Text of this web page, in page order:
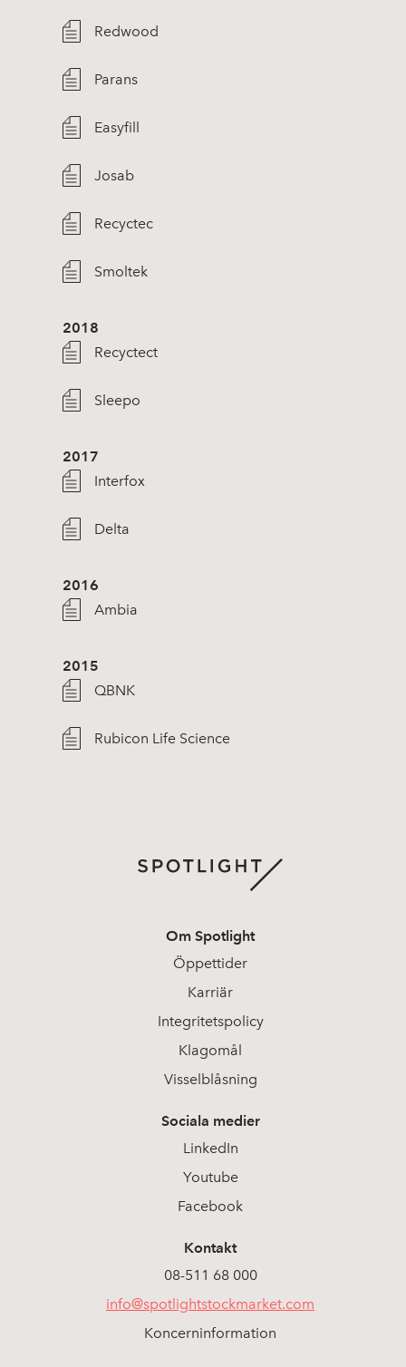
Redwood
Parans
Easyfill
Josab
Recyctec
Smoltek
2018
Recyctect
Sleepo
2017
Interfox
Delta
2016
Ambia
2015
QBNK
Rubicon Life Science
Om Spotlight
Öppettider
Karriär
Integritetspolicy
Klagomål
Visselblåsning
Sociala medier
LinkedIn
Youtube
Facebook
Kontakt
08-511 68 000
info@spotlightstockmarket.com
Koncerninformation